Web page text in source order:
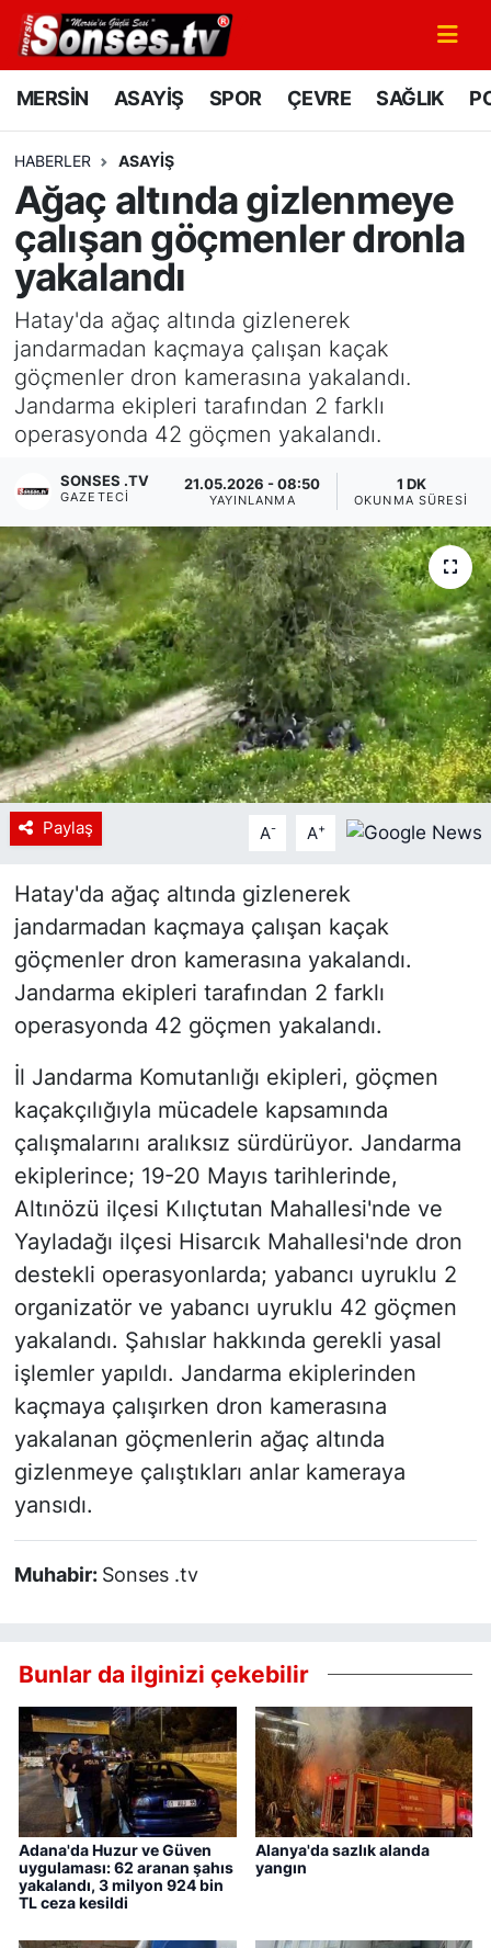
MERSİN ASAYİŞ SPOR ÇEVRE SAĞLIK
HABERLER ASAYİŞ
Ağaç altında gizlenmeye
çalışan göçmenler dronla
yakalandı
Hatay'da ağaç altında gizlenerek
jandarmadan kaçmaya çalışan kaçak
göçmenler dron kamerasına yakalandı.
Jandarma ekipleri tarafından 2 farklı
operasyonda 42 göçmen yakalandı.
SONSES .TV
GAZETECI
21.05.2026 - 08:50
YAYINLANMA
1 DK
OKUNMA SÜRESI
Paylaş A- A+
Hatay'da ağaç altında gizlenerek
jandarmadan kaçmaya çalışan kaçak
göçmenler dron kamerasına yakalandı.
Jandarma ekipleri tarafından 2 farklı
operasyonda 42 göçmen yakalandı.
İl Jandarma Komutanlığı ekipleri, göçmen
kaçakçılığıyla mücadele kapsamında
çalışmalarını aralıksız sürdürüyor. Jandarma
ekiplerince; 19-20 Mayıs tarihlerinde,
Altınözü ilçesi Kılıçtutan Mahallesi'nde ve
Yayladağı ilçesi Hisarcık Mahallesi'nde dron
destekli operasyonlarda; yabancı uyruklu 2
organizatör ve yabancı uyruklu 42 göçmen
yakalandı. Şahıslar hakkında gerekli yasal
işlemler yapıldı. Jandarma ekiplerinden
kaçmaya çalışırken dron kamerasına
yakalanan göçmenlerin ağaç altında
gizlenmeye çalıştıkları anlar kameraya
yansıdı.
Muhabir: Sonses .tv
Bunlar da ilginizi çekebilir
Adana'da Huzur ve Güven
uygulaması: 62 aranan şahıs
yakalandı, 3 milyon 924 bin
TL ceza kesildi
Alanya'da sazlık alanda
yangın
MERSİN
SPOR
GÜNÜN MANŞETİ
DÜNYA
KÜLTÜR - SANAT
MAGAZİN
SAĞLIK
Siyaset
YEREL HABER
Haberde insan
Tanıtım
Mersin Nöbetçi Eczaneler
Mersin Namaz Vakitleri
Mersin Trafik Yoğunluk Haritası
Süper Lig Puan Durumu ve Fikstür
Tüm Manşetler
Son Dakika Haberleri
Haber Arşivi